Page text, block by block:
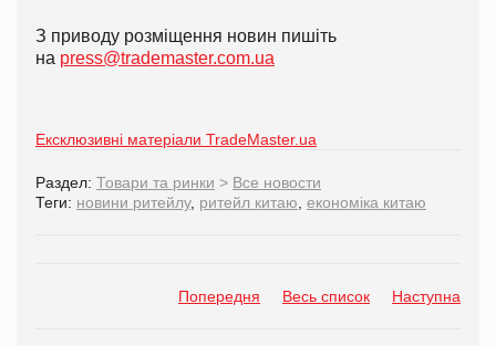
З приводу розміщення новин пишіть
на press@trademaster.com.ua
Ексклюзивні матеріали TradeMaster.ua
Раздел: Товари та ринки > Все новости
Теги: новини ритейлу, ритейл китаю економіка китаю
Попередня Весь список Наступна